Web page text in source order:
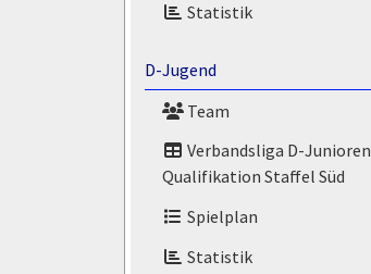
Statistik
D-Jugend
Team
Verbandsliga D-Junioren
Qualifikation Staffel Süd
Spielplan
Statistik